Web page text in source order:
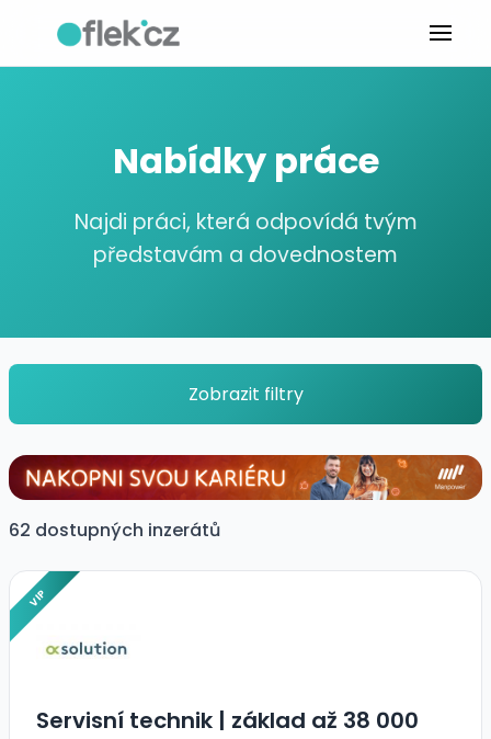
Nabídky práce
Najdi práci, která odpovídá tvým
představám a dovednostem
Zobrazit filtry
62 dostupných inzerátů
VIP
Servisní technik | základ až 38 000